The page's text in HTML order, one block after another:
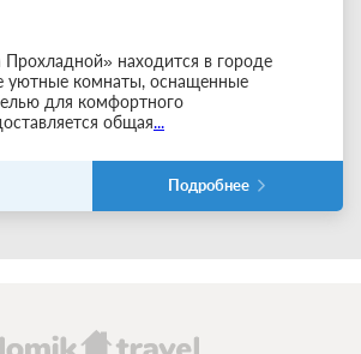
находится в городе
уютные комнаты, оснащенные
для комфортного
общая...
Подробнее